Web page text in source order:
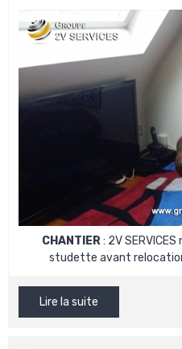
CHANTIER: 2V
studette avant relocation
Lire la suite